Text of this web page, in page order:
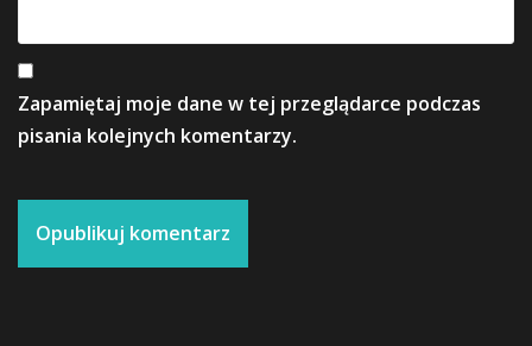
Zapamiętaj moje dane w tej przeglądarce podczas
pisania kolejnych komentarzy.